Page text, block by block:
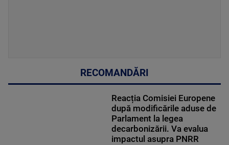
RECOMANDĂRI
Reacția Comisiei Europene
după modificările aduse de
Parlament la legea
decarbonizării. Va evalua
impactul asupra PNRR